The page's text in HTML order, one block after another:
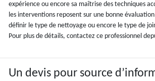
expérience ou encore sa maîtrise des techniques
les interventions reposent sur une bonne
définir le type de nettoyage ou encore le type de
Pour plus de détails, contactez ce professionnel
Un devis pour source